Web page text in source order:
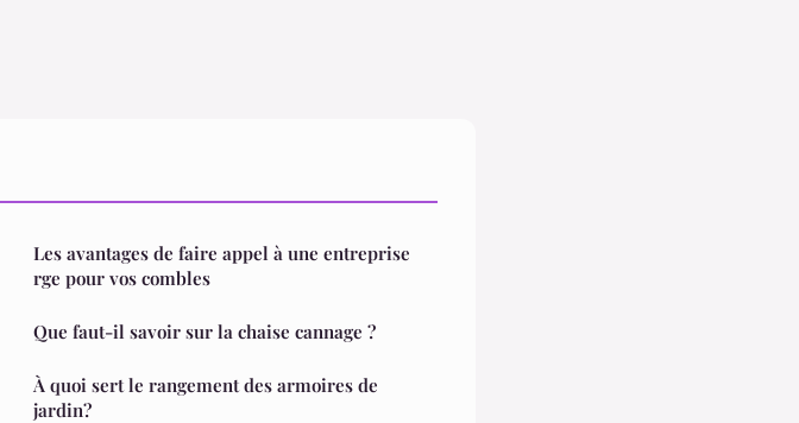
Les avantages de faire appel à une entreprise
rge pour vos combles
Que faut-il savoir sur la chaise cannage ?
À quoi sert le rangement des armoires de
jardin?